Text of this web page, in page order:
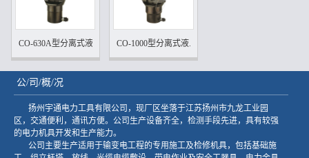
CO-630A型分离式液... CO-1000型分离式液...
公/司/概/况
扬州宇通电力工具有限公司，现厂区坐落于江苏扬州市九龙工业园
区，交通便利，通讯方便。公司生产设备齐全，检测手段先进，具有较强
的电力机具开发和生产能力。
公司主要生产适用于输变电工程的专用施工及检修机具，包括基础施